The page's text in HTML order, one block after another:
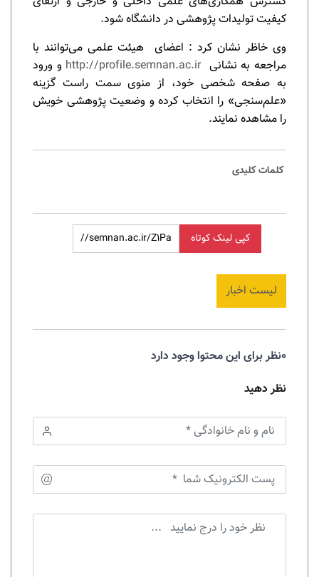
کیفیت تولیدات پژوهشی در دانشگاه شود.
وی خاظر نشان کرد : اعضای هیئت علمی می‌توانند با
مراجعه به نشانیhttp://profile.semnan.ac.ir و ورود
به صفحه شخصی خود، از منوی سمت راست گزینه
«علم‌سنجی» را انتخاب کرده و وضعیت پژوهشی خویش
را مشاهده نمایند.
کلمات کلیدی
کپی لینک کوتاه
لیست اخبار
0نظر برای این محتوا وجود دارد
نظر دهید